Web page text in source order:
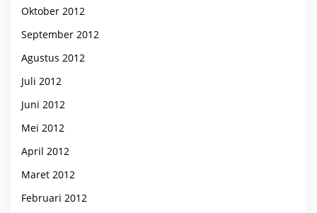
Oktober 2012
September 2012
Agustus 2012
Juli 2012
Juni 2012
Mei 2012
April 2012
Maret 2012
Februari 2012